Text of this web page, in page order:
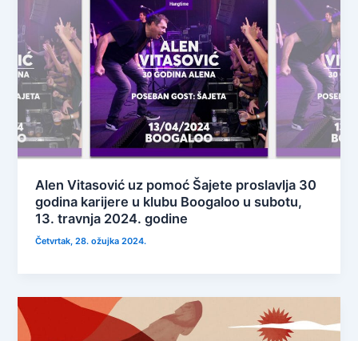
Alen Vitasović uz pomoć Šajete proslavlja 30
godina karijere u klubu Boogaloo u subotu,
13. travnja 2024. godine
Četvrtak, 28. ožujka 2024.